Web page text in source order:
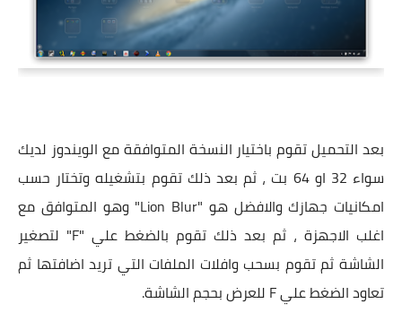
بعد التحميل تقوم باختيار النسخة المتوافقة مع الويندوز لديك
سواء 32 او 64 بت ، ثم بعد ذلك تقوم بتشغيله وتختار حسب
امكانيات جهازك والافضل هو "Lion Blur" وهو المتوافق مع
اغلب الاجهزة ، ثم بعد ذلك تقوم بالضغط علي "F" لتصغير
الشاشة ثم تقوم بسحب وافلات الملفات التي تريد اضافتها ثم
تعاود الضغط علي F للعرض بحجم الشاشة.